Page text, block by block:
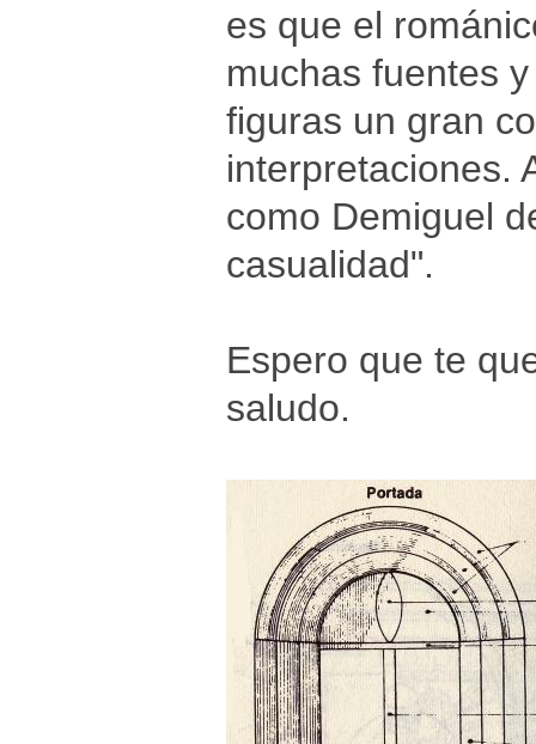
es que el
muchas fuentes
figuras un gran
interpretaciones.
como Demiguel
casualidad".
Espero que te
saludo.